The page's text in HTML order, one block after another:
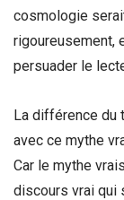
cosmologie
rigoureusement,
persuader le
La différence du
avec ce mythe
Car le mythe
discours vrai qui